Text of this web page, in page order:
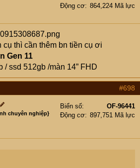
Động cơ
864,224 Mã lực
thì cần thêm bn tiền cụ ơi
Gen 11
/ ssd 512gb /màn 14” FHD
#698
chuyên nghiệp}
Biển số
OF-96441
Động cơ
897,751 Mã lực